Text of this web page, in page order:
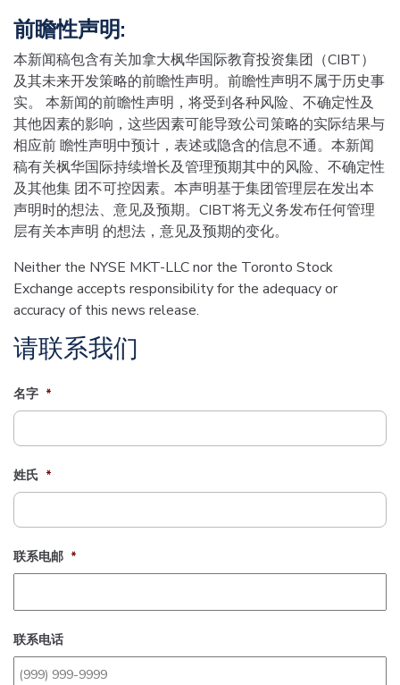
前瞻性声明:
本新闻稿包含有关加拿大枫华国际教育投资集团（CIBT）
及其未来开发策略的前瞻性声明。前瞻性声明不属于历史事
实。 本新闻的前瞻性声明，将受到各种风险、不确定性及
其他因素的影响，这些因素可能导致公司策略的实际结果与
相应前 瞻性声明中预计，表述或隐含的信息不通。本新闻
稿有关枫华国际持续增长及管理预期其中的风险、不确定性
及其他集 团不可控因素。本声明基于集团管理层在发出本
声明时的想法、意见及预期。CIBT将无义务发布任何管理
层有关本声明 的想法，意见及预期的变化。
Neither the NYSE MKT-LLC nor the Toronto Stock
Exchange accepts responsibility for the adequacy or
accuracy of this news release.
请联系我们
名字 *
姓氏 *
联系电邮 *
联系电话